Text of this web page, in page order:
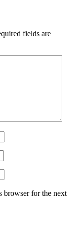
fields are
browser for the next